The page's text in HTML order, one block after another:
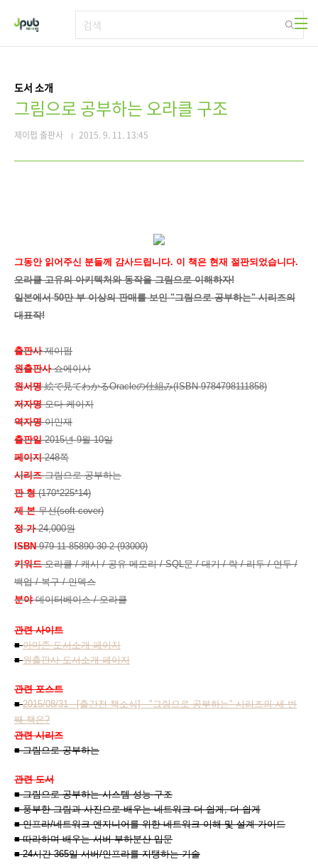
도서 소개
그림으로 공부하는 오라클 구조
제이펍 출판사 2015. 9. 11. 13:45
그동안 읽어주신 분들께 감사드립니다. 이 책은 현재 절판되었습니다.
오라클 고유의 아키텍처와 동작을 그림으로 이해하자!
일본에서 50만 부 이상의 판매를 보인 "그림으로 공부하는" 시리즈의
대표작!
출판사제이펍
원출판사 쇼에이사
원서명 絵で見てわかるOracleの仕組み(ISBN 9784798111858)
저자명 오다 케이지
역자명 이민재
출판일 2015년 9월 10일
페이지 248쪽
시리즈 그림으로 공부하는
판 형 (170*225*14)
제 본 무선(soft cover)
정 가 24,000원
ISBN979-11-85890-30-2 (93000)
키워드 오라클 / 캐시 / 공유 메모리 / SQL문 / 대기 / 락 / 리두 / 언두 /
백업 / 복구 / 인덱스
분야 데이터베이스 / 오라클
관련 사이트
■아마존 도서소개 페이지
■원출판사 도서소개 페이지
관련 포스트
■2015/08/31 - [출간전 책소식] - "그림으로 공부하는" 시리즈의 세 번
째 책은?
관련 시리즈
■ 그림으로 공부하는
관련 도서
■ 그림으로 공부하는 시스템 성능 구조
■ 풍부한 그림과 사진으로 배우는 네트워크 더 쉽게, 더 쉽게
■ 인프라/네트워크 엔지니어를 위한 네트워크 이해 및 설계 가이드
■ 따라하며 배우는 서버 부하분산 입문
■ 24시간 365일 서버/인프라를 지탱하는 기술